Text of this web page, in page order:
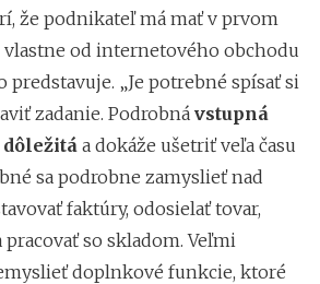
že podnikateľ má mať v prvom
vlastne od internetového obchodu
predstavuje. „Je potrebné spísať si
zadanie. Podrobná vstupná
a dokáže ušetriť veľa času
sa podrobne zamyslieť nad
faktúry, odosielať tovar,
so skladom. Veľmi
doplnkové funkcie, ktoré